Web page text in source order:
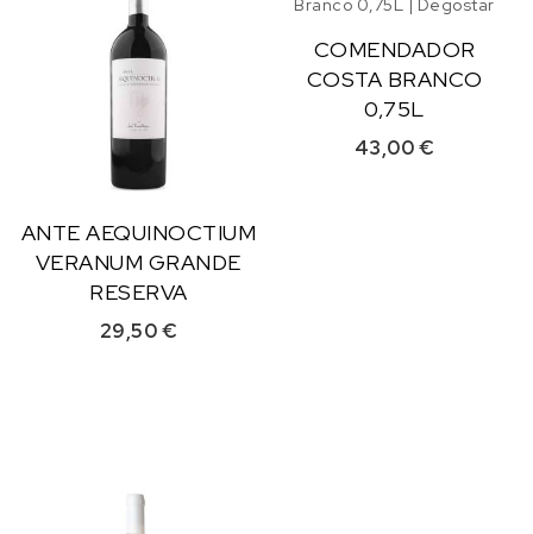
ANTE AEQUINOCTIUM
VERANUM GRANDE
RESERVA
29,50€
COMENDADOR
COSTA BRANCO
0,75L
43,00€